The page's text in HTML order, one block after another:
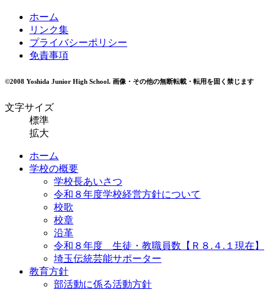
ホーム
リンク集
プライバシーポリシー
免責事項
©2008 Yoshida Junior High School. 画像・その他の無断転載・転用を固く禁じます
文字サイズ
標準
拡大
ホーム
学校の概要
学校長あいさつ
令和８年度学校経営方針について
校歌
校章
沿革
令和８年度 生徒・教職員数【Ｒ８.４.１現在】
埼玉伝統芸能サポーター
教育方針
部活動に係る活動方針